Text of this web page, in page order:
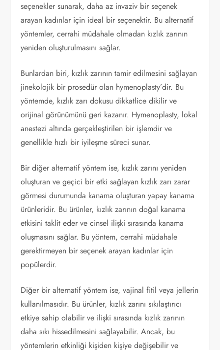
seçenekler sunarak, daha az invaziv bir seçenek
arayan kadınlar için ideal bir seçenektir. Bu alternatif
yöntemler, cerrahi müdahale olmadan kızlık zarının
yeniden oluşturulmasını sağlar.
Bunlardan biri, kızlık zarının tamir edilmesini sağlayan
jinekolojik bir prosedür olan hymenoplasty’dir. Bu
yöntemde, kızlık zarı dokusu dikkatlice dikilir ve
orijinal görünümünü geri kazanır. Hymenoplasty, lokal
anestezi altında gerçekleştirilen bir işlemdir ve
genellikle hızlı bir iyileşme süreci sunar.
Bir diğer alternatif yöntem ise, kızlık zarını yeniden
oluşturan ve geçici bir etki sağlayan kızlık zarı zarar
görmesi durumunda kanama oluşturan yapay kanama
ürünleridir. Bu ürünler, kızlık zarının doğal kanama
etkisini taklit eder ve cinsel ilişki sırasında kanama
oluşmasını sağlar. Bu yöntem, cerrahi müdahale
gerektirmeyen bir seçenek arayan kadınlar için
popülerdir.
Diğer bir alternatif yöntem ise, vajinal fitil veya jellerin
kullanılmasıdır. Bu ürünler, kızlık zarını sıkılaştırıcı
etkiye sahip olabilir ve ilişki sırasında kızlık zarının
daha sıkı hissedilmesini sağlayabilir. Ancak, bu
yöntemlerin etkinliği kişiden kişiye değişebilir ve